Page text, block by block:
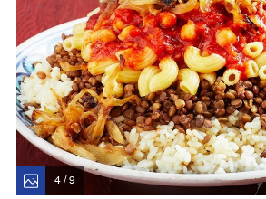
4 / 9